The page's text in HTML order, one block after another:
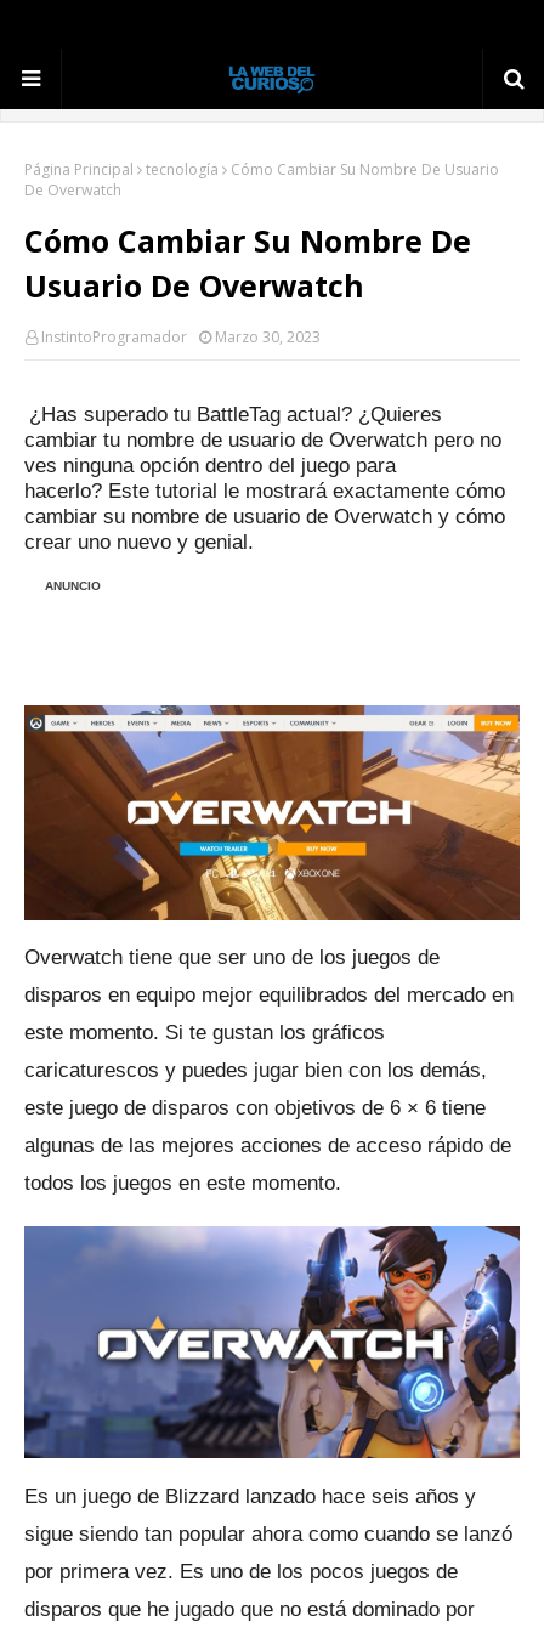
Página Principal tecnología
Cómo Cambiar Su Nombre De Usuario
De Overwatch
Cómo Cambiar Su Nombre De
Usuario De Overwatch
InstintoProgramador Marzo 30, 2023
¿Has superado tu BattleTag actual? ¿Quieres
cambiar tu nombre de usuario de Overwatch pero no
ves ninguna opción dentro del juego para
hacerlo? Este tutorial le mostrará exactamente cómo
cambiar su nombre de usuario de Overwatch y cómo
crear uno nuevo y genial.
ANUNCIO
Overwatch tiene que ser uno de los juegos de
disparos en equipo mejor equilibrados del mercado en
este momento. Si te gustan los gráficos
caricaturescos y puedes jugar bien con los demás,
este juego de disparos con objetivos de 6 × 6 tiene
algunas de las mejores acciones de acceso rápido de
todos los juegos en este momento.
Es un juego de Blizzard lanzado hace seis años y
sigue siendo tan popular ahora como cuando se lanzó
por primera vez. Es uno de los pocos juegos de
disparos que he jugado que no está dominado por